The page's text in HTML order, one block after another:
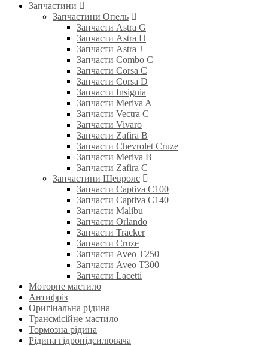
Запчастини
Запчастини Опель
Запчасти Astra G
Запчасти Astra H
Запчасти Astra J
Запчасти Combo C
Запчасти Corsa C
Запчасти Corsa D
Запчасти Insignia
Запчасти Meriva A
Запчасти Vectra C
Запчасти Vivaro
Запчасти Zafira B
Запчасти Chevrolet Cruze
Запчасти Meriva B
Запчасти Zafira C
Запчастини Шевролє
Запчасти Captiva C100
Запчасти Captiva C140
Запчасти Malibu
Запчасти Orlando
Запчасти Tracker
Запчасти Cruze
Запчасти Aveo T250
Запчасти Aveo T300
Запчасти Lacetti
Моторне мастило
Антифріз
Оригінальна рідина
Трансмісійне мастило
Тормозна рідина
Рідина гідропідсилювача